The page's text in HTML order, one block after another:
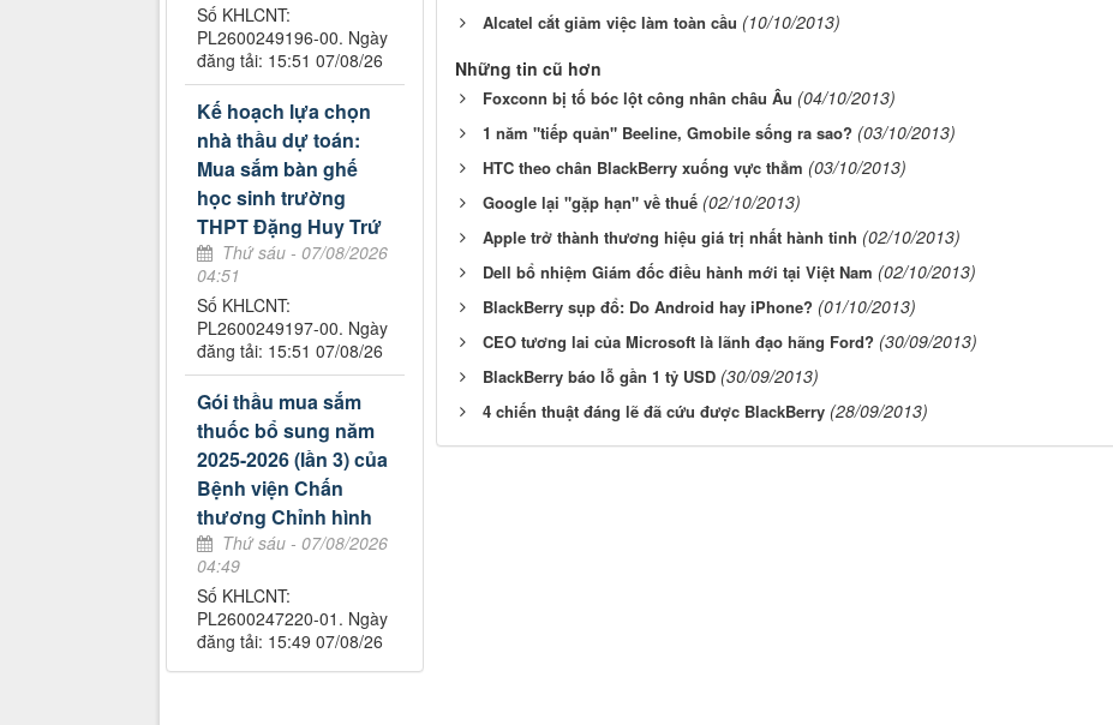
Alcatel cắt giảm việc làm toàn cầu (10/10/2013)
Những tin cũ hơn
Foxconn bị tố bóc lột công nhân châu Âu (04/10/2013)
1 năm "tiếp quản" Beeline, Gmobile sống ra sao? (03/10/2013)
HTC theo chân BlackBerry xuống vực thẳm (03/10/2013)
Google lại "gặp hạn" về thuế (02/10/2013)
Apple trở thành thương hiệu giá trị nhất hành tinh (02/10/2013)
Dell bổ nhiệm Giám đốc điều hành mới tại Việt Nam (02/10/2013)
BlackBerry sụp đổ: Do Android hay iPhone? (01/10/2013)
CEO tương lai của Microsoft là lãnh đạo hãng Ford? (30/09/2013)
BlackBerry báo lỗ gần 1 tỷ USD (30/09/2013)
4 chiến thuật đáng lẽ đã cứu được BlackBerry (28/09/2013)
Số KHLCNT:
PL2600249196-00. Ngày
đăng tải: 15:51 07/08/26
Kế hoạch lựa chọn
nhà thầu dự toán:
Mua sắm bàn ghế
học sinh trường
THPT Đặng Huy Trứ
Thứ sáu - 07/08/2026
04:51
Số KHLCNT:
PL2600249197-00. Ngày
đăng tải: 15:51 07/08/26
Gói thầu mua sắm
thuốc bổ sung năm
2025-2026 (lần 3) của
Bệnh viện Chấn
thương Chỉnh hình
Thứ sáu - 07/08/2026
04:49
Số KHLCNT:
PL2600247220-01. Ngày
đăng tải: 15:49 07/08/26